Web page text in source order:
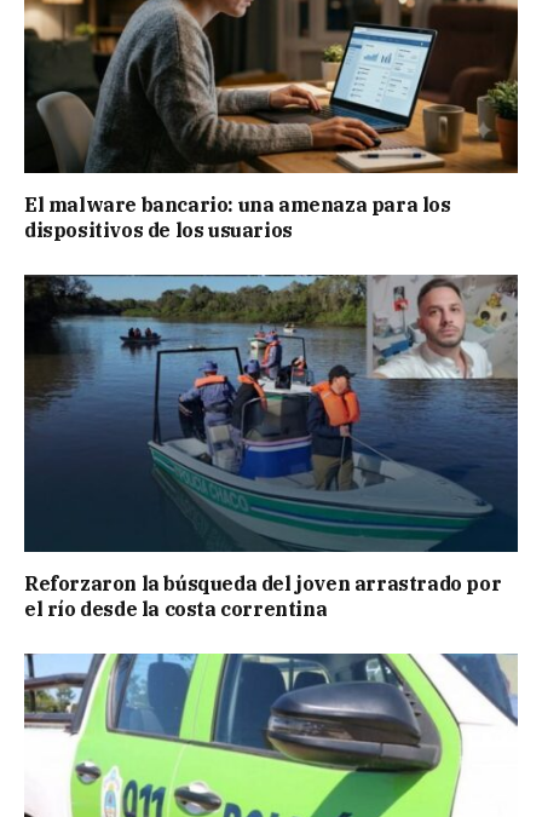
El malware bancario: una amenaza para los
dispositivos de los usuarios
Reforzaron la búsqueda del joven arrastrado por
el río desde la costa correntina